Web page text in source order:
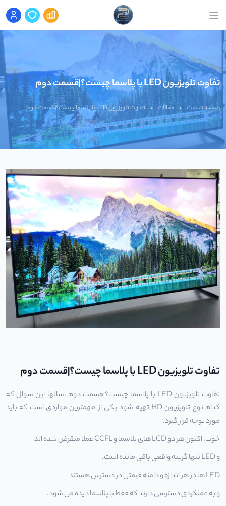
تفاوت تلویزیون LED با پلاسما چیست؟|قسمت دوم
صفحه نخست • مقالات • تفاوت تلویزیون LED با پلاسما چیست؟|قسمت دوم
تفاوت تلویزیون LED با پلاسما چیست؟|قسمت دوم
تفاوت تلویزیون LED با پلاسما چیست؟|قسمت دوم ،سالها این سوال که
کدام نوع تلویزیون HD تهیه شود یکی از مهمترین مواردی است که باید
مورد توجه قرار گیرد.
خوب، اکنون هر دو LCD های پلاسما و CCFL عملا منقرض شده اند
وLEDتنها گزینه واقعی باقی مانده است.
LED ها در هر اندازه و دامنه قیمتی در دسترس هستند
و به عملکردی دسترسی دارند که فقط با پلاسما دیده می شود.